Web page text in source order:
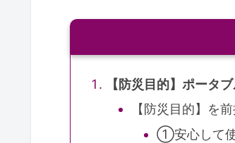
【防災目的】ポータ
【防災目的】を
①安心して